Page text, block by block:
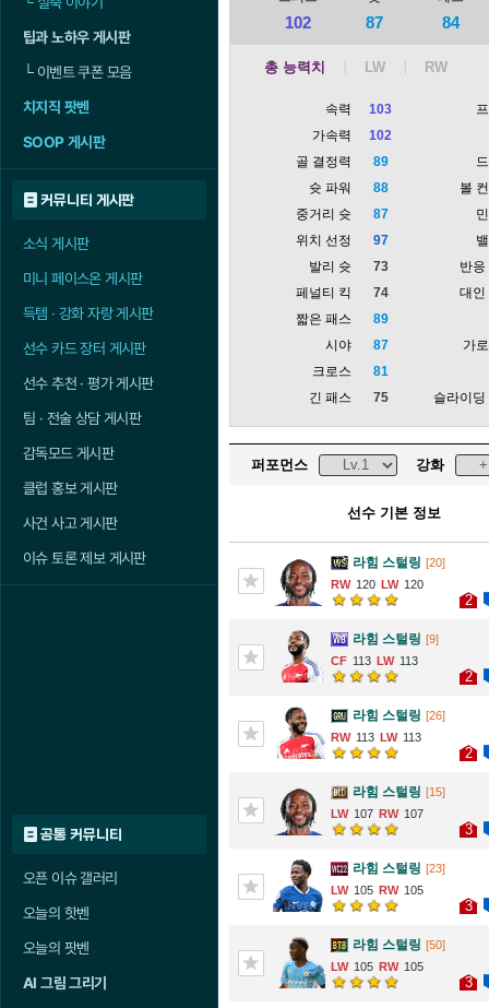
팁과 노하우 게시판
└이벤트 쿠폰 모음
치지직 팟벤
SOOP 게시판
커뮤니티 게시판
소식 게시판
미니 페이스온 게시판
득템 · 강화 자랑 게시판
선수 카드 장터 게시판
선수 추천 · 평가 게시판
팀 · 전술 상담 게시판
감독모드 게시판
클럽 홍보 게시판
사건 사고 게시판
이슈 토론 제보 게시판
공통 커뮤니티
오픈 이슈 갤러리
오늘의 핫벤
오늘의 팟벤
AI 그림 그리기
102 87 84
총 능력치
속력
103
가속력
102
골 결정력
89
슛 파워
88
중거리 슛
87
위치 선정
97
발리 슛
73
페널티 킥
74
짧은 패스
89
시야
87
크로스
81
긴 패스
75
볼
반응
대인
가
슬라이딩
퍼포먼스 강화
선수 기본 정보
라힘 스털링 [20]
120
120
2
라힘 스털링 [9]
113
113
2
라힘 스털링 [26]
113
113
2
라힘 스털링 [15]
107
107
3
라힘 스털링 [23]
105
105
3
라힘 스털링 [50]
105
105
3